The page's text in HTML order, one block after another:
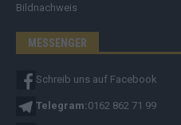
Bildnachweis
MESSENGER
Schreib uns auf Facebook
Telegram:0162 862 71 99